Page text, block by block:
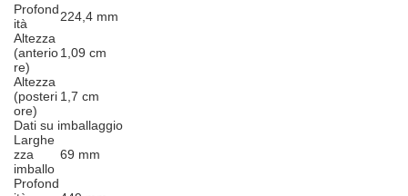
Profond
ità
224,4 mm
Altezza
(anterio
re)
1,09 cm
Altezza
(posteri
ore)
1,7 cm
Dati su imballaggio
Larghe
zza
imballo
69 mm
Profond